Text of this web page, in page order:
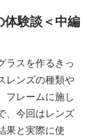
体験談＜中編
ラスを作るきっ
レンズの種類や
フレームに施し
、今回はレンズ
果と実際に使